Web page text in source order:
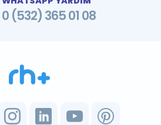
0 (532) 365 01 08